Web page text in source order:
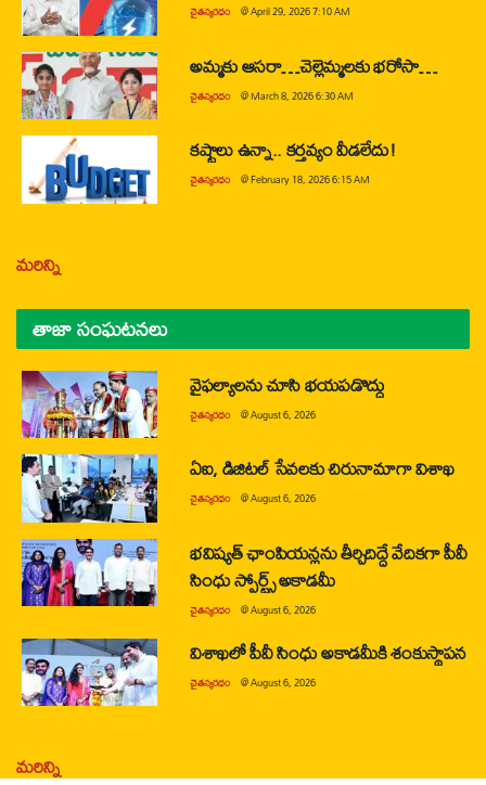
చైతన్యరధం @April 29, 2026 7:10 AM
అమ్మకు ఆసరా…చెల్లెమ్మలకు భరోసా…
చైతన్యరధం @March 8, 2026 6:30 AM
కష్టాలు ఉన్నా.. కర్తవ్యం వీడలేదు!
చైతన్యరధం @February 18, 2026 6:15 AM
మరిన్ని
తాజా సంఘటనలు
వైఫల్యాలను చూసి భయపడొద్దు
చైతన్యరధం @August 6, 2026
ఏఐ, డిజిటల్ సేవలకు చిరునామాగా విశాఖ
చైతన్యరధం @August 6, 2026
భవిష్యత్ ఛాంపియన్లను తీర్చిదిద్దే వేదికగా పీవీ
సింధు స్పోర్ట్స్ అకాడమీ
చైతన్యరధం @August 6, 2026
విశాఖలో పీవీ సింధు అకాడమీకి శంకుస్థాపన
చైతన్యరధం @August 6, 2026
మరిన్ని